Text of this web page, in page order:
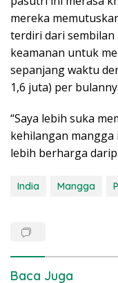
mereka
terdiri dari
keamanan untuk
sepanjang waktu
1,6 juta) per
“Saya lebih suka
kehilangan mangga
lebih berharga
India Mangga
Baca Juga